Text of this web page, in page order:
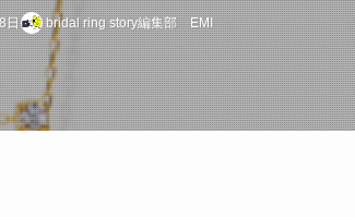
日 bridal ring story編集部 EMI